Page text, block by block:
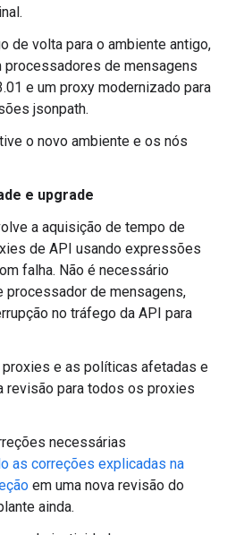
de volta para o ambiente antigo,
processadores de mensagens
e um proxy modernizado para
jsonpath.
o novo ambiente e os nós
e upgrade
a aquisição de tempo de
de API usando expressões
falha. Não é necessário
processador de mensagens,
no tráfego da API para
e as políticas afetadas e
revisão para todos os proxies
necessárias
as correções explicadas na
em uma nova revisão do
ainda.